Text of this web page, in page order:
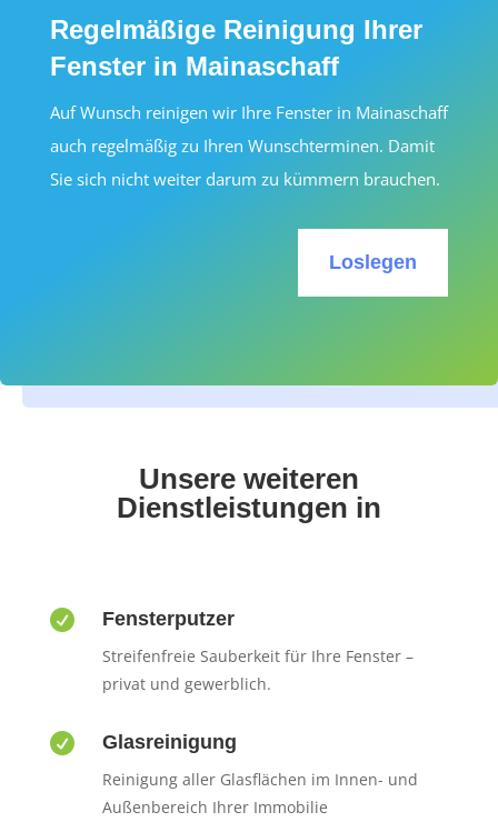
Regelmäßige Reinigung Ihrer
Fenster in Mainaschaff
Auf Wunsch reinigen wir Ihre Fenster in Mainaschaff
auch regelmäßig zu Ihren Wunschterminen. Damit
Sie sich nicht weiter darum zu kümmern brauchen.
Loslegen
Unsere weiteren
Dienstleistungen in
 Fensterputzer
Streifenfreie Sauberkeit für Ihre Fenster –
privat und gewerblich.
 Glasreinigung
Reinigung aller Glasflächen im Innen- und
Außenbereich Ihrer Immobilie